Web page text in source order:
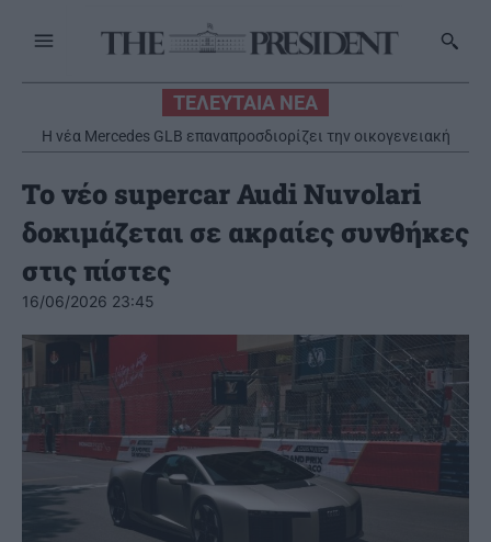
ΤΕΛΕΥΤΑΙΑ ΝΕΑ
Η νέα Mercedes GLB επαναπροσδιορίζει την οικογενειακή
κινητικότητα με έμφαση στην πολυτέλεια και στην
To νέο supercar Audi Nuvolari
δοκιμάζεται σε ακραίες συνθήκες
στις πίστες
16/06/2026 23:45